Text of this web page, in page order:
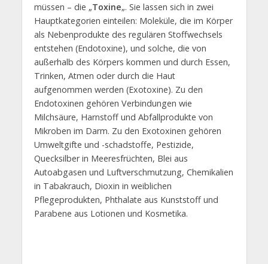
müssen – die „Toxine„. Sie lassen sich in zwei
Hauptkategorien einteilen: Moleküle, die im Körper
als Nebenprodukte des regulären Stoffwechsels
entstehen (Endotoxine), und solche, die von
außerhalb des Körpers kommen und durch Essen,
Trinken, Atmen oder durch die Haut
aufgenommen werden (Exotoxine). Zu den
Endotoxinen gehören Verbindungen wie
Milchsäure, Harnstoff und Abfallprodukte von
Mikroben im Darm. Zu den Exotoxinen gehören
Umweltgifte und -schadstoffe, Pestizide,
Quecksilber in Meeresfrüchten, Blei aus
Autoabgasen und Luftverschmutzung, Chemikalien
in Tabakrauch, Dioxin in weiblichen
Pflegeprodukten, Phthalate aus Kunststoff und
Parabene aus Lotionen und Kosmetika.